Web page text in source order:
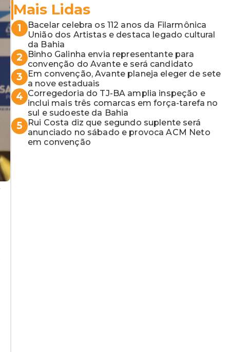
Mais Lidas
1
Bacelar celebra os 112 anos da Filarmônica
União dos Artistas e destaca legado cultural
da Bahia
2
Binho Galinha envia representante para
convenção do Avante e será candidato
3
Em convenção, Avante planeja eleger de sete
a nove estaduais
4 Corregedoria do TJ-BA amplia inspeção e
inclui mais três comarcas em força-tarefa no
sul e sudoeste da Bahia
5
Rui Costa diz que segundo suplente será
anunciado no sábado e provoca ACM Neto
em convenção